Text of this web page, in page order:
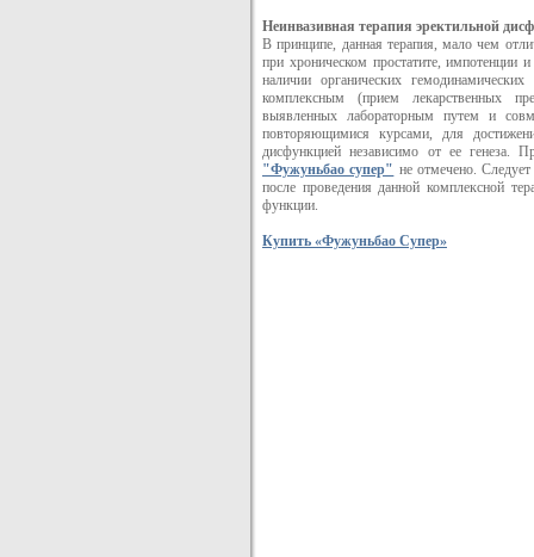
Неинвазивная терапия эректильной
В принципе, данная терапия, мало чем
при хроническом простатите,
наличии органических
комплексным (прием лекарственных
выявленных лабораторным путем и
повторяющимися курсами, для
дисфункцией независимо от ее генеза.
"Фужуньбао супер" не отмечено.
после проведения данной комплексной
функции.
Купить «Фужуньбао Супер»